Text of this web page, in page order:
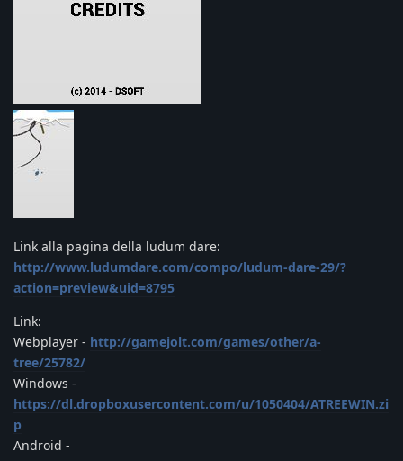
Link alla pagina della ludum dare:
http://www.ludumdare.com/compo/ludum-dare-29/?
action=preview&uid=8795
Link:
Webplayer - http://gamejolt.com/games/other/a-
tree/25782/
Windows -
https://dl.dropboxusercontent.com/u/1050404/ATREEWIN.zi
p
Android -